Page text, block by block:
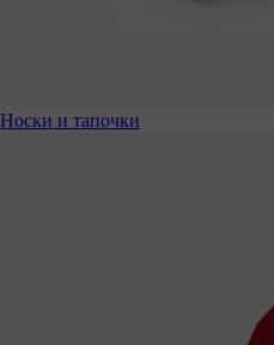
Носки и тапочки